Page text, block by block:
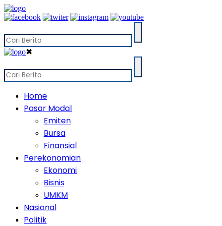
✖
Home
Pasar Modal
Emiten
Bursa
Finansial
Perekonomian
Ekonomi
Bisnis
UMKM
Nasional
Politik